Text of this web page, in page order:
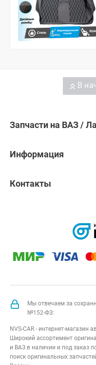
В
Запчасти на ВАЗ /
Информация
Контакты
Мы отвечаем за
№152-ФЗ:
NVS-CAR - интернет-магазин
Широкий ассортимент
и ВАЗ в наличии и под заказ
поиск оригинальных